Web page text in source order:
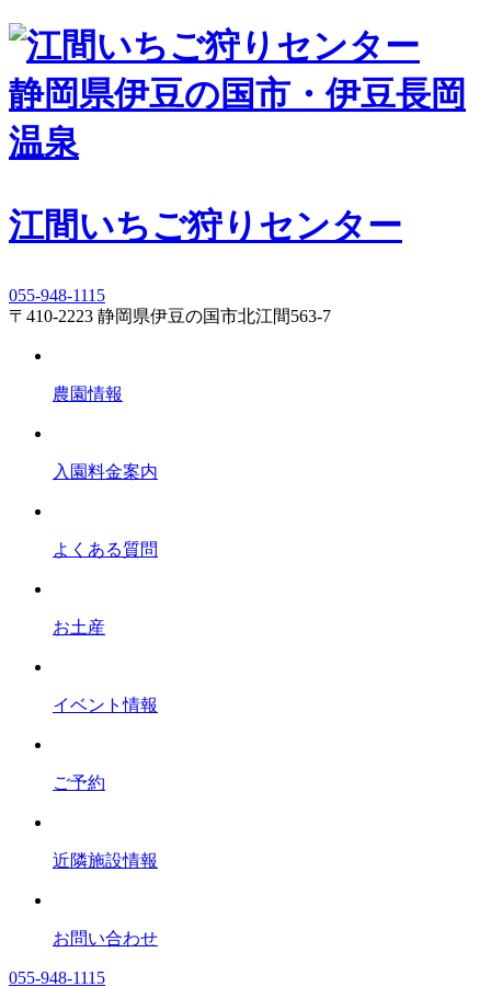
静岡県伊豆の国市・伊豆長岡
温泉
江間いちご狩りセンター
055-948-1115
〒410-2223 静岡県伊豆の国市北江間563-7
農園情報
入園料金案内
よくある質問
お土産
イベント情報
ご予約
近隣施設情報
お問い合わせ
055-948-1115